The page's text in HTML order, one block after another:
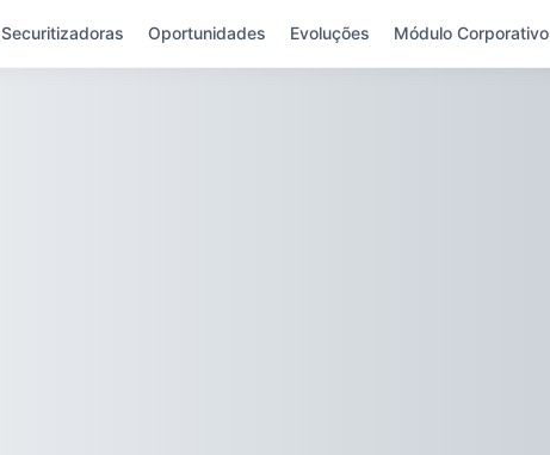
Securitizadoras Oportunidades Evoluções Módulo Corporativo